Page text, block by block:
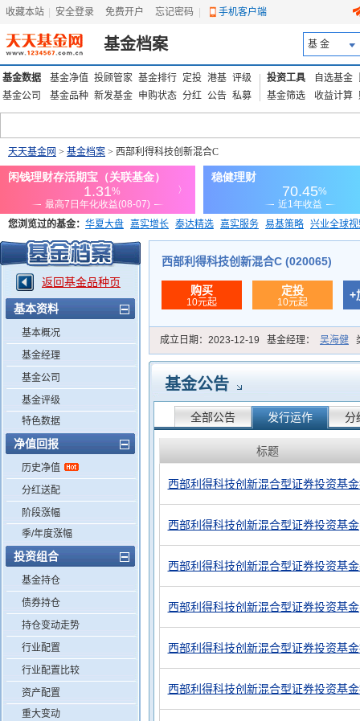
收藏本站 安全登录 免费开户 忘记密码 手机客户端
基金档案 基 金
基金数据 基金净值 投顾管家 基金排行 定投 港基 评级
基金公司
基金品种 新发基金 申购状态 分红 公告 私募
投资工具 自选基金
基金筛选
收益计算
天天基金网 > 基金档案 > 西部利得科技创新混合C
您浏览过的基金： 华夏大盘 嘉实增长 泰达精选 嘉实服务 易基策略 兴业全球
添富优势 华安宏利 上证180价值ETF
返回基金品种页
基本资料
基本概况
基金经理
基金公司
基金评级
特色数据
净值回报
历史净值
分红送配
阶段涨幅
季/年度涨幅
投资组合
基金持仓
债券持仓
持仓变动走势
行业配置
行业配置比较
资产配置
重大变动
西部利得科技创新混合C (020065)
购买
10元起
定投
10元起
+
成立日期： 2023-12-19 基金经理： 吴海健
基金公告
全部公告 发行运作 分
标题
西部利得科技创新混合型证券投资基
西部利得科技创新混合型证券投资基
西部利得科技创新混合型证券投资基
西部利得科技创新混合型证券投资基
西部利得科技创新混合型证券投资基
西部利得科技创新混合型证券投资基